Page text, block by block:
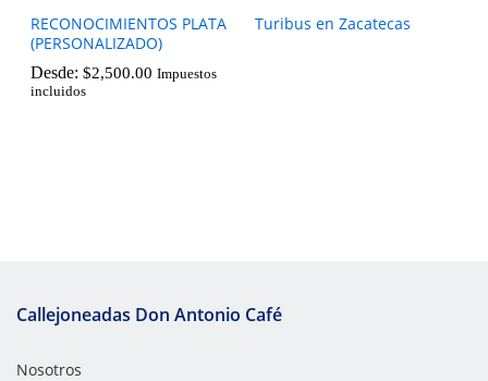
RECONOCIMIENTOS PLATA
(PERSONALIZADO)
Desde: $2,500.00 Impuestos
incluidos
Turibus en Zacatecas
Callejoneadas Don Antonio Café
Nosotros